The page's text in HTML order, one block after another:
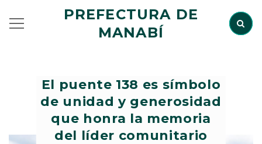
PREFECTURA DE
MANABÍ
El puente 138 es símbolo
de unidad y generosidad
que honra la memoria
del líder comunitario